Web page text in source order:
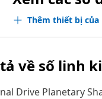
Thêm thiết bị của
về số linh
Drive Planetary